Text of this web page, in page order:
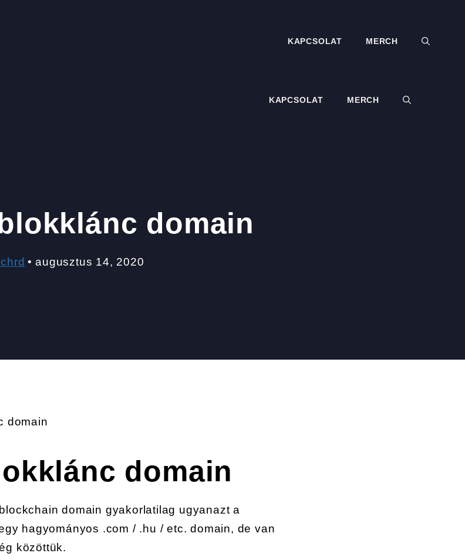
KAPCSOLAT MERCH
KAPCSOLAT MERCH
domain
• augusztus 14, 2020
domain
domain
domain gyakorlatilag ugyanazt a
hagyományos .com / .hu / etc. domain, de van
közöttük.